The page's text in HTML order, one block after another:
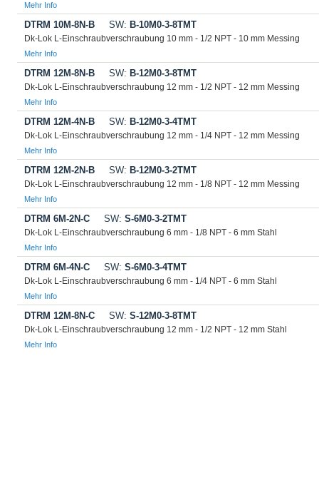
Mehr Info
DTRM 10M-8N-B SW: B-10M0-3-8TMT
Dk-Lok L-Einschraubverschraubung 10 mm - 1/2 NPT - 10 mm Messing
Mehr Info
DTRM 12M-8N-B SW: B-12M0-3-8TMT
Dk-Lok L-Einschraubverschraubung 12 mm - 1/2 NPT - 12 mm Messing
Mehr Info
DTRM 12M-4N-B SW: B-12M0-3-4TMT
Dk-Lok L-Einschraubverschraubung 12 mm - 1/4 NPT - 12 mm Messing
Mehr Info
DTRM 12M-2N-B SW: B-12M0-3-2TMT
Dk-Lok L-Einschraubverschraubung 12 mm - 1/8 NPT - 12 mm Messing
Mehr Info
DTRM 6M-2N-C SW: S-6M0-3-2TMT
Dk-Lok L-Einschraubverschraubung 6 mm - 1/8 NPT - 6 mm Stahl
Mehr Info
DTRM 6M-4N-C SW: S-6M0-3-4TMT
Dk-Lok L-Einschraubverschraubung 6 mm - 1/4 NPT - 6 mm Stahl
Mehr Info
DTRM 12M-8N-C SW: S-12M0-3-8TMT
Dk-Lok L-Einschraubverschraubung 12 mm - 1/2 NPT - 12 mm Stahl
Mehr Info